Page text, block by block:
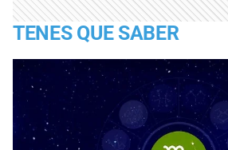
TENES QUE SABER